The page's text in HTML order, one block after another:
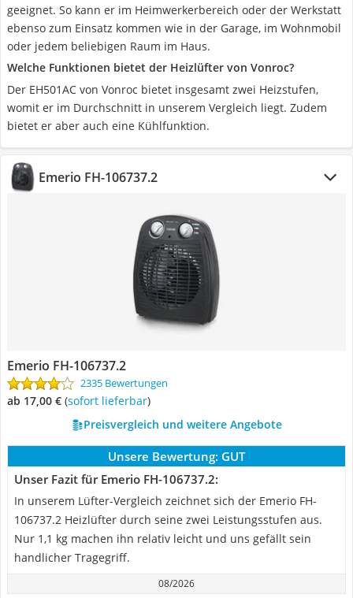
geeignet. So kann er im Heimwerkerbereich oder der Werkstatt
ebenso zum Einsatz kommen wie in der Garage, im Wohnmobil
oder jedem beliebigen Raum im Haus.
Welche Funktionen bietet der Heizlüfter von Vonroc?
Der EH501AC von Vonroc bietet insgesamt zwei Heizstufen,
womit er im Durchschnitt in unserem Vergleich liegt. Zudem
bietet er aber auch eine Kühlfunktion.
Emerio FH-106737.2
Emerio FH-106737.2
2335 Bewertungen
ab 17,00 € ( Sofort lieferbar)
Preisvergleich und weitere Angebote
Unsere Bewertung: GUT
Unser Fazit für Emerio FH-106737.2:
In unserem Lüfter-Vergleich zeichnet sich der Emerio FH-
106737.2 Heizlüfter durch seine zwei Leistungsstufen aus.
Nur 1,1 kg machen ihn relativ leicht und uns gefällt sein
handlicher Tragegriff.
08/2026